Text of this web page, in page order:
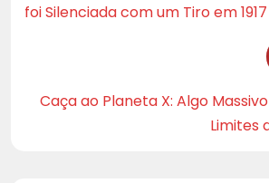
foi Silenciada com um Tiro em 1917
Caça ao Planeta X: Algo
Limites